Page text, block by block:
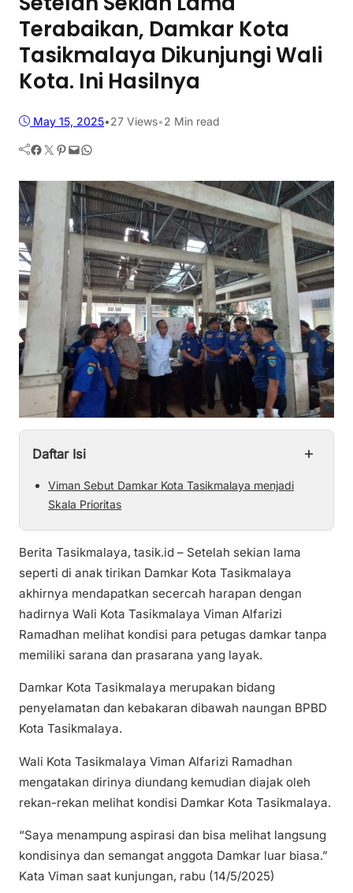
Terabaikan, Damkar Kota
Tasikmalaya Dikunjungi Wali
Kota. Ini Hasilnya
May 15, 2025•27 Views•2 Min read
Facebook Twitter Pinterest Mail WhatsApp
Daftar Isi +
Viman Sebut Damkar Kota Tasikmalaya menjadi
Skala Prioritas
Berita Tasikmalaya, tasik.id – Setelah sekian lama
seperti di anak tirikan Damkar Kota Tasikmalaya
akhirnya mendapatkan secercah harapan dengan
hadirnya Wali Kota Tasikmalaya Viman Alfarizi
Ramadhan melihat kondisi para petugas damkar tanpa
memiliki sarana dan prasarana yang layak.
Damkar Kota Tasikmalaya merupakan bidang
penyelamatan dan kebakaran dibawah naungan BPBD
Kota Tasikmalaya.
Wali Kota Tasikmalaya Viman Alfarizi Ramadhan
mengatakan dirinya diundang kemudian diajak oleh
rekan-rekan melihat kondisi Damkar Kota Tasikmalaya.
“Saya menampung aspirasi dan bisa melihat langsung
kondisinya dan semangat anggota Damkar luar biasa.”
Kata Viman saat kunjungan, rabu (14/5/2025)